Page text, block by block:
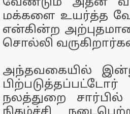
வேண்டும் அதன்
மக்களை உயர்த்த
என்கின்ற
சொல்லி
அந்தவகையில்
நலத்துறை